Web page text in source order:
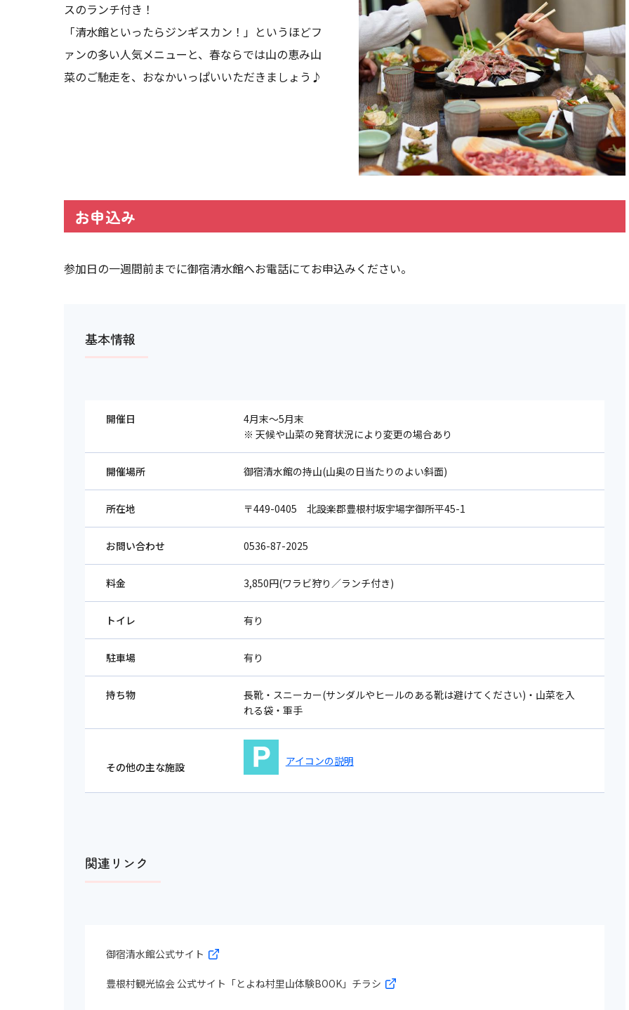
スのランチ付き！
「清水館といったらジンギスカン！」というほどフ
ァンの多い人気メニューと、春ならでは山の恵み山
菜のご馳走を、おなかいっぱいいただきましょう♪
お申込み
参加日の一週間前までに御宿清水館へお電話にてお申込みください。
基本情報
開催日
4月末～5月末
※ 天候や山菜の発育状況により変更の場合あり
開催場所 御宿清水館の持山(山奥の日当たりのよい斜面)
所在地 〒449-0405 北設楽郡豊根村坂宇場字御所平45-1
お問い合わせ 0536-87-2025
料金 3,850円(ワラビ狩り／ランチ付き)
トイレ 有り
駐車場 有り
持ち物
長靴・スニーカー(サンダルやヒールのある靴は避けてください)・山菜を入
れる袋・軍手
その他の主な施設 アイコンの説明
関連リンク
御宿清水館公式サイト
豊根村観光協会 公式サイト「とよね村里山体験BOOK」チラシ